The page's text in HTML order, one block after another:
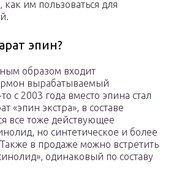
как им пользоваться для
эпин?
образом входит
вырабатываемый
с 2003 года вместо эпина стал
«эпин экстра», в составе
все тоже действующее
но синтетическое и более
в продаже можно встретить
одинаковый по составу